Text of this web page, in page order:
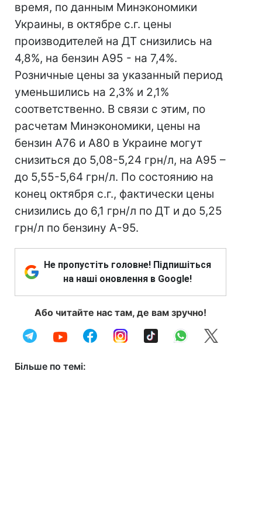
время, по данным Минэкономики
Украины, в октябре с.г. цены
производителей на ДТ снизились на
4,8%, на бензин А95 - на 7,4%.
Розничные цены за указанный период
уменьшились на 2,3% и 2,1%
соответственно. В связи с этим, по
расчетам Минэкономики, цены на
бензин А76 и А80 в Украине могут
снизиться до 5,08-5,24 грн/л, на А95 –
до 5,55-5,64 грн/л. По состоянию на
конец октября с.г., фактически цены
снизились до 6,1 грн/л по ДТ и до 5,25
грн/л по бензину А-95.
Не пропустіть головне! Підпишіться
на наші оновлення в Google!
Або читайте нас там, де вам зручно!
Більше по темі: